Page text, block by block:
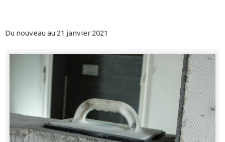
Du nouveau au 21 janvier 2021